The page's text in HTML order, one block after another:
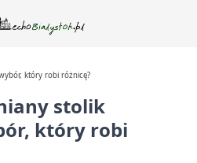
który robi różnicę?
stolik
który robi